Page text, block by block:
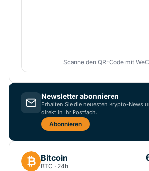
Scanne den QR-Code mit
Newsletter abonnieren
Erhalten Sie die neuesten Krypto-News
direkt in Ihr Postfach.
Abonnieren
₿ Bitcoin
BTC · 24h